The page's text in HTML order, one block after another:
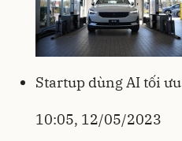
Startup dùng AI tối
10:05, 12/05/2023